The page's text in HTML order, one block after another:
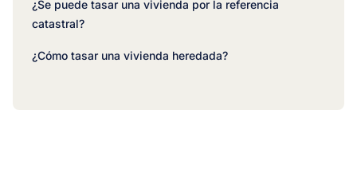
¿Se puede tasar una vivienda por la referencia
catastral?
¿Cómo tasar una vivienda heredada?